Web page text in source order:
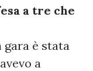
a tre che
gara è stata
a